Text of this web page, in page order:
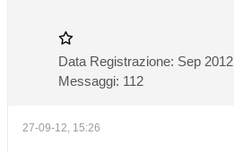
Data Registrazione: Sep 2012
Messaggi: 112
27-09-12, 15:26